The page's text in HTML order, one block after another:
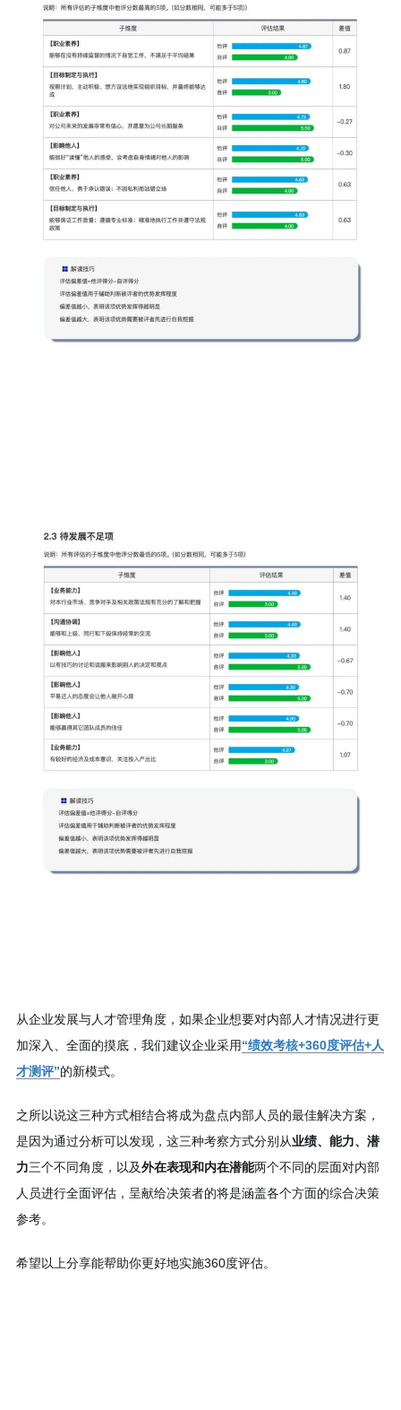
从企业发展与人才管理角度，如果企业想要对内部人才情况进行更
加深入、全面的摸底，我们建议企业采用“绩效考核+360度评估+人
才测评”的新模式。
之所以说这三种方式相结合将成为盘点内部人员的最佳解决方案，
是因为通过分析可以发现，这三种考察方式分别从业绩、能力、潜
力三个不同角度，以及外在表现和内在潜能两个不同的层面对内部
人员进行全面评估，呈献给决策者的将是涵盖各个方面的综合决策
参考。
希望以上分享能帮助你更好地实施360度评估。